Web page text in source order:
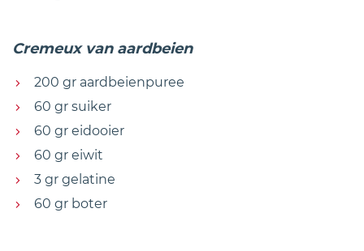
Cremeux van aardbeien
200 gr aardbeienpuree
60 gr suiker
60 gr eidooier
60 gr eiwit
3 gr gelatine
60 gr boter